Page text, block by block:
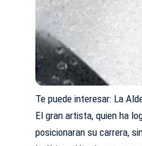
Te puede interesar: La
El gran artista, quien ha
posicionaran su carrera,